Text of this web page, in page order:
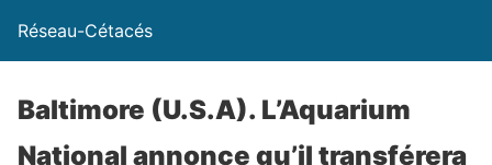
Réseau-Cétacés
Baltimore (U.S.A). L’Aquarium
National annonce qu’il transférera